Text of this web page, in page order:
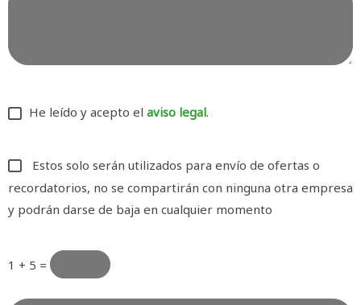
He leído y acepto el aviso legal.
Estos solo serán utilizados para envío de ofertas o
recordatorios, no se compartirán con ninguna otra empresa
y podrán darse de baja en cualquier momento
1 + 5 =